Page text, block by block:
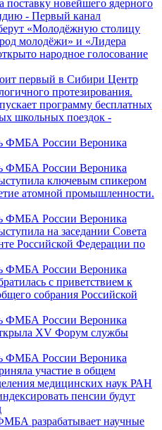
поставку новейшего ядерного
- Первый канал
«Молодёжную столицу
молодёжи» и «Лидера
народное голосование
первый в Сибири Центр
протезирования.
программу бесплатных
школьных поездок -
ФМБА России Вероника
ФМБА России Вероника
ключевым спикером
атомной промышленности.
ФМБА России Вероника
на заседании Совета
Российской Федерации по
ФМБА России Вероника
с приветствием к
собрания Российской
ФМБА России Вероника
XV Форум службы
ФМБА России Вероника
участие в общем
медицинских наук РАН
пенсии будут
разрабатывает научные